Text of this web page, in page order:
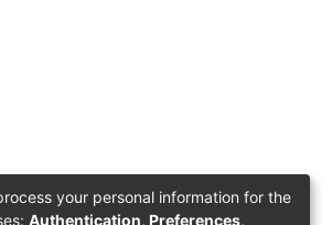
your personal information for the
Authentication, Preferences,